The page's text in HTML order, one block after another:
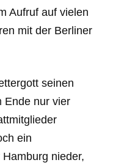
Aufruf auf vielen
mit der Berliner
seinen
Ende nur vier
ein
nieder,